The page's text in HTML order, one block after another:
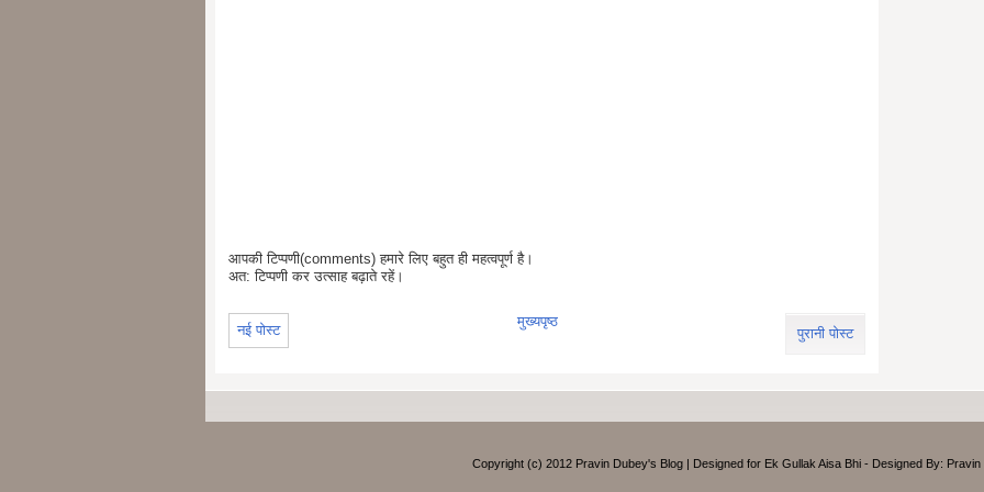
आपकी टिप्पणी(comments) हमारे लिए बहुत ही महत्वपूर्ण है।
अत: टिप्पणी कर उत्साह बढ़ाते रहें।
नई पोस्ट पुरानी पोस्ट
मुख्यपृष्ठ
Copyright (c) 2012 Pravin Dubey's Blog| Designed for Ek Gullak Aisa Bhi- Designed By: Pravin